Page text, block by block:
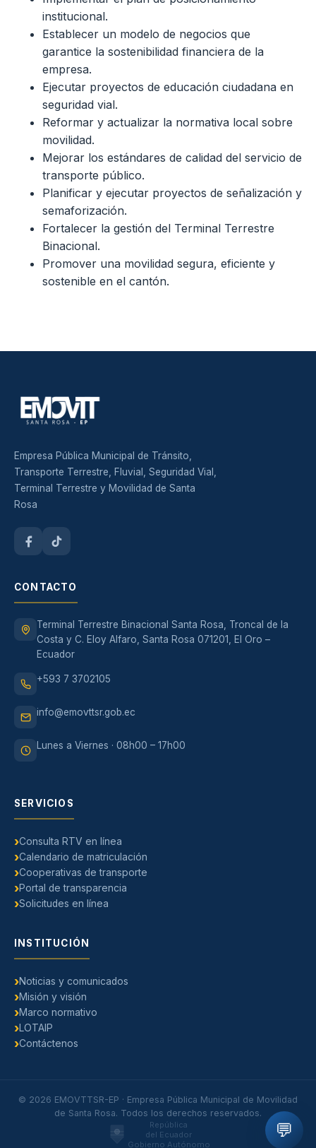
institucional.
Establecer un modelo de negocios que
garantice la sostenibilidad financiera de la
empresa.
Ejecutar proyectos de educación ciudadana en
seguridad vial.
Reformar y actualizar la normativa local sobre
movilidad.
Mejorar los estándares de calidad del servicio de
transporte público.
Planificar y ejecutar proyectos de señalización y
semaforización.
Fortalecer la gestión del Terminal Terrestre
Binacional.
Promover una movilidad segura, eficiente y
sostenible en el cantón.
Empresa Pública Municipal de Tránsito,
Transporte Terrestre, Fluvial, Seguridad Vial,
Terminal Terrestre y Movilidad de Santa
Rosa
CONTACTO
Terminal Terrestre Binacional Santa Rosa, Troncal de la
Costa y C. Eloy Alfaro, Santa Rosa 071201, El Oro –
Ecuador
+593 7 3702105
info@emovttsr.gob.ec
Lunes a Viernes · 08h00 – 17h00
SERVICIOS
Consulta RTV en línea
Calendario de matriculación
Cooperativas de transporte
Portal de transparencia
Solicitudes en línea
INSTITUCIÓN
Noticias y comunicados
Misión y visión
Marco normativo
LOTAIP
Contáctenos
© 2026 EMOVTTSR-EP · Empresa Pública Municipal de Movilidad
de Santa Rosa. Todos los derechos reservados.
República
del Ecuador
Gobierno Autónomo
💬